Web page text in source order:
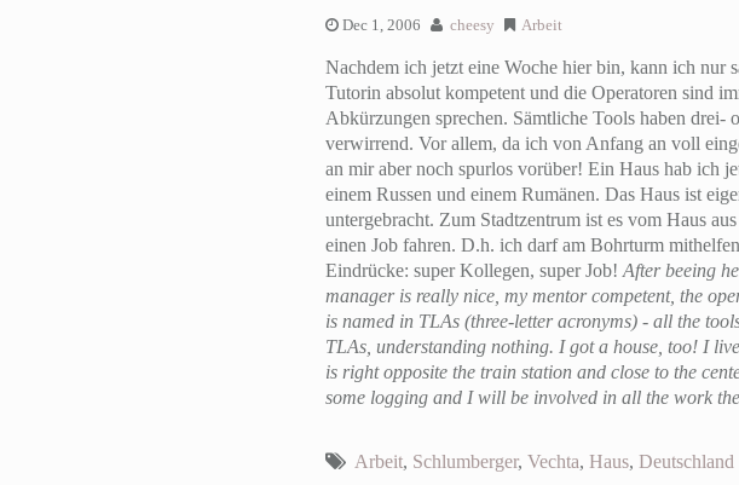
Dec 1, 2006 cheesy Arbeit
Nachdem ich jetzt eine Woche hier bin, kann ich nur
Tutorin absolut kompetent und die Operatoren sind
Abkürzungen sprechen. Sämtliche Tools haben drei-
verwirrend. Vor allem, da ich von Anfang an voll
an mir aber noch spurlos vorüber! Ein Haus hab ich
einem Russen und einem Rumänen. Das Haus ist
untergebracht. Zum Stadtzentrum ist es vom Haus
einen Job fahren. D.h. ich darf am Bohrturm
Eindrücke: super Kollegen, super Job! After beeing
manager is really nice, my mentor competent, the
is named in TLAs (three-letter acronyms) - all the
TLAs, understanding nothing. I got a house, too! I
is right opposite the train station and close to the
some logging and I will be involved in all the work
Arbeit, Schlumberger, Vechta, Haus, Deutschland